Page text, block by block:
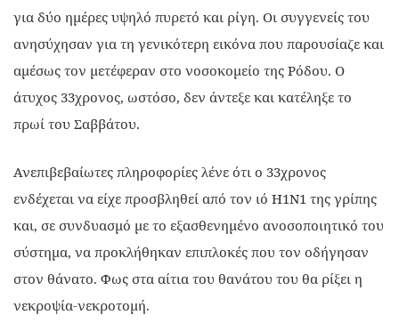
για δύο ημέρες υψηλό πυρετό και ρίγη. Οι συγγενείς του
ανησύχησαν για τη γενικότερη εικόνα που παρουσίαζε και
αμέσως τον μετέφεραν στο νοσοκομείο της Ρόδου. Ο
άτυχος 33χρονος, ωστόσο, δεν άντεξε και κατέληξε το
πρωί του Σαββάτου.
Ανεπιβεβαίωτες πληροφορίες λένε ότι ο 33χρονος
ενδέχεται να είχε προσβληθεί από τον ιό Η1Ν1 της γρίπης
και, σε συνδυασμό με το εξασθενημένο ανοσοποιητικό του
σύστημα, να προκλήθηκαν επιπλοκές που τον οδήγησαν
στον θάνατο. Φως στα αίτια του θανάτου του θα ρίξει η
νεκροψία-νεκροτομή.